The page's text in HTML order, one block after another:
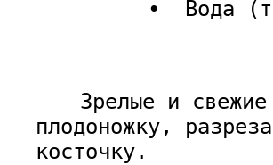
• Вода (три
Зрелые и свежие
плодоножку,
косточку.